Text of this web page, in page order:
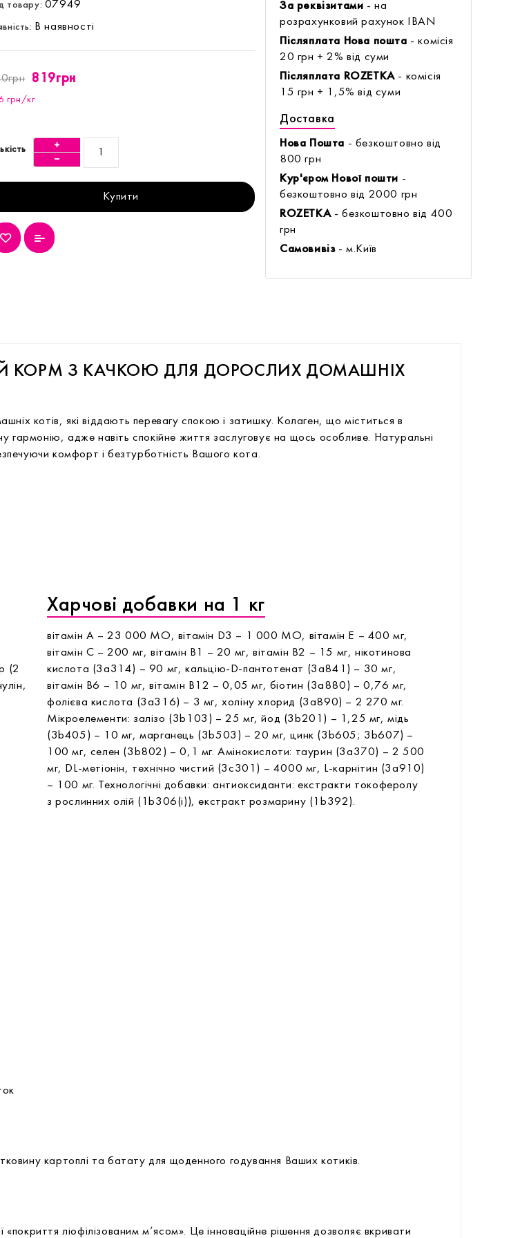
товару: 07949
В наявності
819грн
грн/кг
Купити
За реквізитами - на
розрахунковий рахунок IBAN
Післяплата Нова пошта - комісія
20 грн + 2% від суми
Післяплата ROZETKA- комісія
15 грн + 1,5% від суми
Доставка
Нова Пошта - безкоштовно від
800 грн
Кур'єром Нової пошти -
безкоштовно від 2000 грн
ROZETKA- безкоштовно від 400
грн
Самовивіз- м.Київ
КОРМ З КАЧКОЮ ДЛЯ ДОРОСЛИХ ДОМАШНІХ
котів, які віддають перевагу спокою і затишку. Колаген, що міститься в
адже навіть спокійне життя заслуговує на щось особливе. Натуральні
комфорт і безтурботність Вашого кота.
(2
Харчові добавки на 1 кг
вітамін A – 23 000 МО, вітамін D3 – 1 000 МО, вітамін E – 400 мг,
вітамін C – 200 мг, вітамін B1 – 20 мг, вітамін B2 – 15 мг, нікотинова
кислота (3a314) – 90 мг, кальцію-D-пантотенат (3a841) – 30 мг,
вітамін B6 – 10 мг, вітамін B12 – 0,05 мг, біотин (3a880) – 0,76 мг,
фолієва кислота (3a316) – 3 мг, холіну хлорид (3a890) – 2 270 мг.
Мікроелементи: залізо (3b103) – 25 мг, йод (3b201) – 1,25 мг, мідь
(3b405) – 10 мг, марганець (3b503) – 20 мг, цинк (3b605; 3b607) –
100 мг, селен (3b802) – 0,1 мг. Амінокислоти: таурин (3a370) – 2 500
мг, DL-метіонін, технічно чистий (3c301) – 4000 мг, L-карнітин (3a910)
– 100 мг. Технологічні добавки: антиоксиданти: екстракти токоферолу
з рослинних олій (1b306(i)), екстракт розмарину (1b392).
картоплі та батату для щоденного годування Ваших котиків.
ліофілізованим м’ясом». Це інноваційне рішення дозволяє вкривати